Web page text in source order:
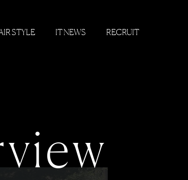
STYLE IT NEWS RECRUIT